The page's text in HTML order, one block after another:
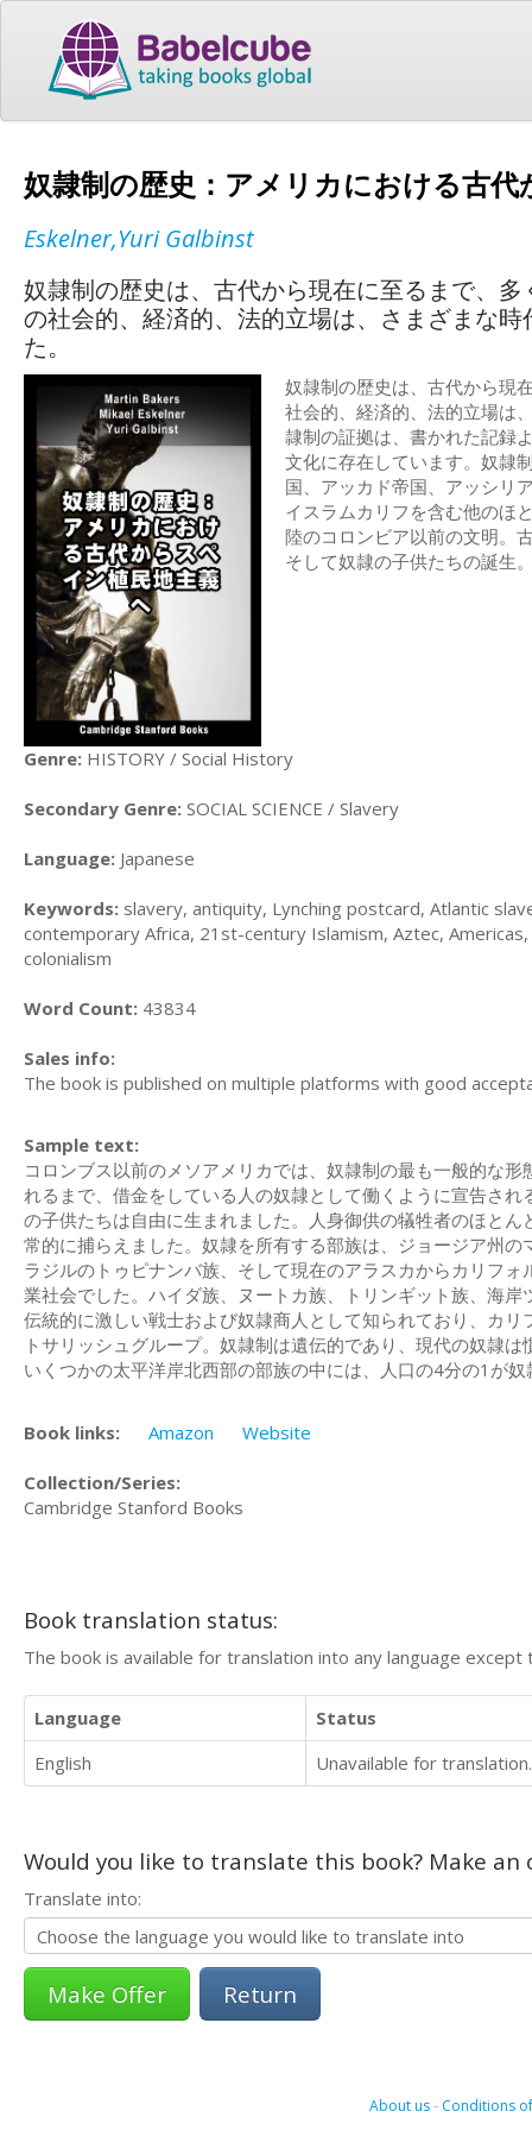
奴隷制の歴史：アメリカにおける古
Eskelner,Yuri Galbinst
奴隷制の歴史は、古代から現在に至るまで、
の社会的、経済的、法的立場は、さまざまな
た。
奴隷制の歴史は、古代から現
社会的、経済的、法的立場は
隷制の証拠は、書かれた記録
文化に存在しています。奴隷
国、アッカド帝国、アッシリ
イスラムカリフを含む他のほ
陸のコロンビア以前の文明。
そして奴隷の子供たちの誕生
Genre: HISTORY / Social History
Secondary Genre: SOCIAL SCIENCE / Slavery
Language: Japanese
Keywords: slavery, antiquity, Lynching postcard, Atlantic
contemporary Africa, 21st-century Islamism, Aztec,
colonialism
Word Count: 43834
Sales info:
The book is published on multiple platforms with good
Sample text:
コロンブス以前のメソアメリカでは、奴隷制の最も一般的な
れるまで、借金をしている人の奴隷として働くように宣告さ
の子供たちは自由に生まれました。人身御供の犠牲者のほと
常的に捕らえました。奴隷を所有する部族は、ジョージア州
ラジルのトゥピナンバ族、そして現在のアラスカからカリフ
業社会でした。ハイダ族、ヌートカ族、トリンギット族、海
伝統的に激しい戦士および奴隷商人として知られており、カ
トサリッシュグループ。奴隷制は遺伝的であり、現代の奴隷
いくつかの太平洋岸北西部の部族の中には、人口の4分の1が奴
Book links: Amazon Website
Collection/Series:
Cambridge Stanford Books
Book translation status:
The book is available for translation into any language
Language
Status
English
Unavailable for translation.
Would you like to translate this book? Make
Translate into:
Return
About us- Conditions